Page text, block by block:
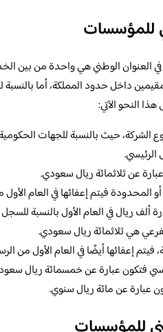
للمؤسسات
الوطني هي واحدة من بين
داخل حدود المملكة، أما
النحو الآتي:
حيث بالنسبة للجهات الحكومية
الرئيسي.
عن ثلاثمائة ريال سعودي.
المحدودة فيتم إعفائها في العام
ألف ريال في العام الأول بالنسبة
هي ثلاثمائة ريال سعودي.
إعفائها أيضًا في العام الأول من
فتكون عبارة عن خمسمائة ريال
عبارة عن مائة ريال سنوي.